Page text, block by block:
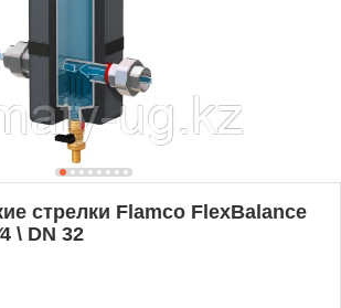
стрелки Flamco FlexBalance
\ DN 32